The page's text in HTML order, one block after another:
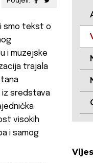
smo tekst o
i muzejske
trajala
iz sredstava
visokih
i samog